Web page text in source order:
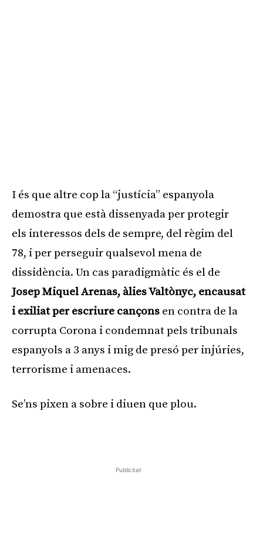
I és que altre cop la “justícia” espanyola
demostra que està dissenyada per protegir
els interessos dels de sempre, del règim del
78, i per perseguir qualsevol mena de
dissidència. Un cas paradigmàtic és el de
Josep Miquel Arenas, àlies Valtònyc, encausat
i exiliat per escriure cançons en contra de la
corrupta Corona i condemnat pels tribunals
espanyols a 3 anys i mig de presó per injúries,
terrorisme i amenaces.
Se’ns pixen a sobre i diuen que plou.
Publicitat